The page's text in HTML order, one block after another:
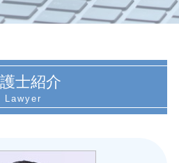
違い
違反
働問題
決
護士
律事務所
問題
護士
士紹介